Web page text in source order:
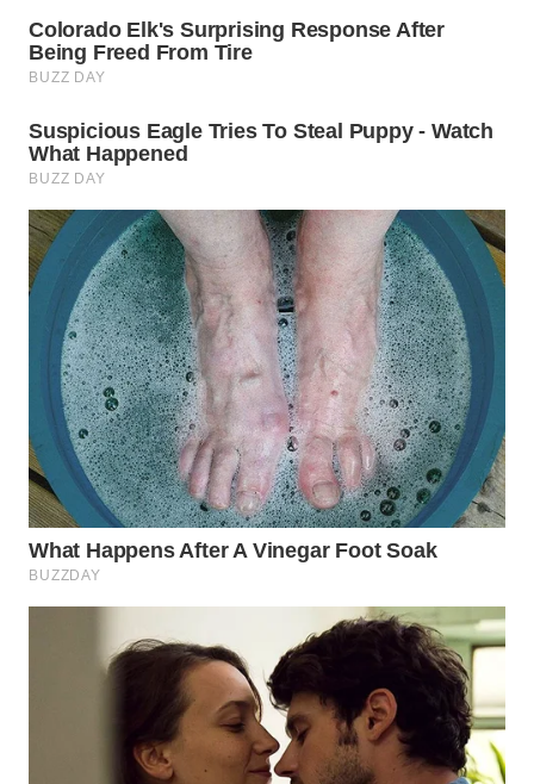
WN DELI
WN
TEBING
TINGGI
WN
PAKPAK
WN
KARAWANG
WN
BEKASI
WN
BOGOR